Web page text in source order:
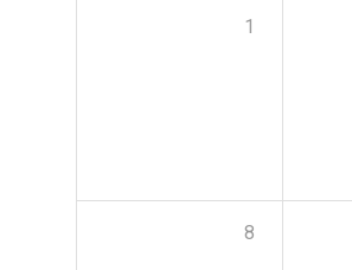
1
8